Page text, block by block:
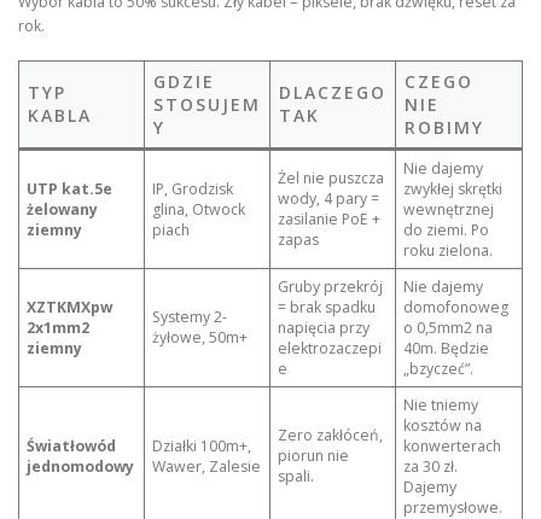
rok.
TYP
KABLA
GDZIE
STOSUJEM
Y
DLACZEGO
TAK
CZEGO
NIE
ROBIMY
UTP kat.5e
żelowany
ziemny
IP, Grodzisk
glina, Otwock
piach
Żel nie puszcza
wody, 4 pary =
zasilanie PoE +
zapas
Nie dajemy
zwykłej skrętki
wewnętrznej
do ziemi. Po
roku zielona.
XZTKMXpw
2x1mm2
ziemny
Systemy 2-
żyłowe, 50m+
Gruby przekrój
= brak spadku
napięcia przy
elektrozaczepi
e
Nie dajemy
domofonoweg
o 0,5mm2 na
40m. Będzie
„bzyczeć”.
Światłowód
jednomodowy
Działki 100m+,
Wawer, Zalesie
Zero zakłóceń,
piorun nie
spali.
Nie tniemy
kosztów na
konwerterach
za 30 zł.
Dajemy
przemysłowe.